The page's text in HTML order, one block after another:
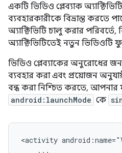
একটি ভিডিও প্লেব্যাক
ব্যবহারকারীকে বিভ্রান্ত করতে
অ্যাক্টিভিটি চালু করার পরিবর্তে,
অ্যাক্টিভিটিতেই নতুন ভিডিওটি
ভিডিও প্লেব্যাকের অনুরোধের
ব্যবহার করা এবং প্রয়োজন
বন্ধ করা নিশ্চিত করতে, আপনার
android:launchMode কে
<activity